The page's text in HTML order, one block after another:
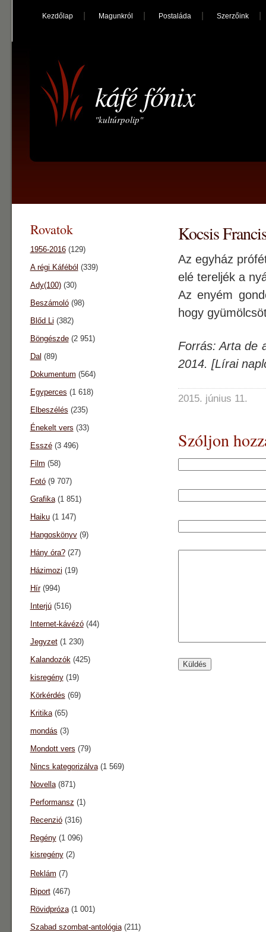
Kezdőlap Magunkról Postaláda Szerzőink
káfé főnix
"kultúrpolip"
Kocsis
Az egyház
elé tereljék a
Az enyém
hogy
Forrás: Arta de
2014. [Lírai
2015. június 11.
Szóljon
Rovatok
1956-2016(129)
A régi Káféból (339)
Ady(100)(30)
Beszámoló(98)
Blőd Li (382)
Böngészde(2 951)
Dal (89)
Dokumentum (564)
Egyperces (1 618)
Elbeszélés (235)
Énekelt vers (33)
Esszé(3 496)
Film (58)
Fotó(9 707)
Grafika(1 851)
Haiku(1 147)
Hangoskönyv(9)
Hány óra?(27)
Házimozi (19)
Hír(994)
Interjú(516)
Internet-kávézó(44)
Jegyzet(1 230)
Kalandozók(425)
kisregény(19)
Körkérdés (69)
Kritika(65)
mondás (3)
Mondott vers (79)
Nincs kategorizálva(1 569)
Novella(871)
Performansz (1)
Recenzió(316)
Regény(1 096)
kisregény(2)
Reklám (7)
Riport(467)
Rövidpróza(1 001)
Szabad szombat-antológia(211)